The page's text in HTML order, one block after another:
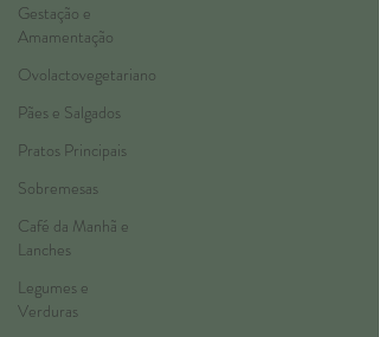
Gestação e
Amamentação
Ovolactovegetariano
Pães e Salgados
Pratos Principais
Sobremesas
Café da Manhã e
Lanches
Legumes e
Verduras